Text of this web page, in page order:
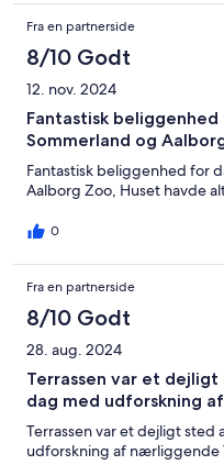
Fra en partnerside
8/10 Godt
12. nov. 2024
Fantastisk
Sommerland og
Fantastisk beliggenhed for
Aalborg Zoo, Huset havde
0
Fra en partnerside
8/10 Godt
28. aug. 2024
Terrassen var et
dag med udforskning
Terrassen var et dejligt sted
udforskning af nærliggende